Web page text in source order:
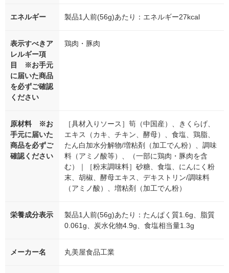
エネルギー 製品1人前(56g)あたり：エネルギー27kcal
表示すべきア
レルギー項
目 ※お手元
に届いた商品
を必ずご確認
ください
鶏肉・豚肉
原材料 ※お
手元に届いた
商品を必ずご
確認ください
［具材入りソース］筍（中国産）、きくらげ、
エキス（カキ、チキン、酵母）、食塩、鶏脂、
たん白加水分解物/増粘剤（加工でん粉）、調味
料（アミノ酸等）、（一部に鶏肉・豚肉を含
む）｜［粉末調味料］砂糖、食塩、にんにく粉
末、胡椒、酵母エキス、デキストリン/調味料
（アミノ酸）、増粘剤（加工でん粉）
栄養成分表示
製品1人前(56g)あたり：たんぱく質1.6g、脂質
0.061g、炭水化物4.9g、食塩相当量1.3g
メーカー名 丸美屋食品工業